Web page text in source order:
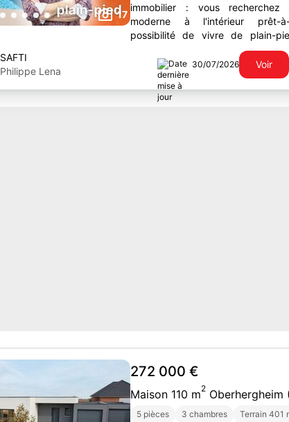
17
immobilier : vous recherchez
moderne à l'intérieur prêt-
possibilité de vivre de plain-pied?
cherchez plus ! je vous propose
SAFTI
Philippe Lena
30/07/2026 Voir
272 000 €
Maison 110 m2 Oberhergheim
5 pièces 3 chambres Terrain 401